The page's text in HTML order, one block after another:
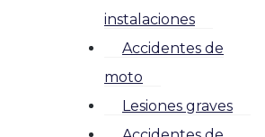
instalaciones
Accidentes de
moto
Lesiones graves